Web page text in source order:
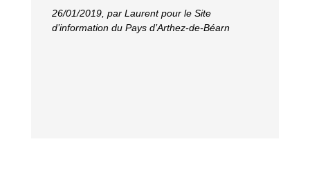
26/01/2019, par Laurent pour le Site
d’information du Pays d’Arthez-de-Béarn